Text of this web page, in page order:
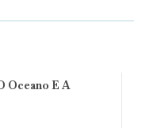
Oceano E A